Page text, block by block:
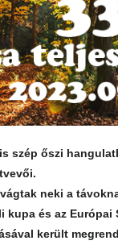
szép őszi
neki a
kupa és az
került